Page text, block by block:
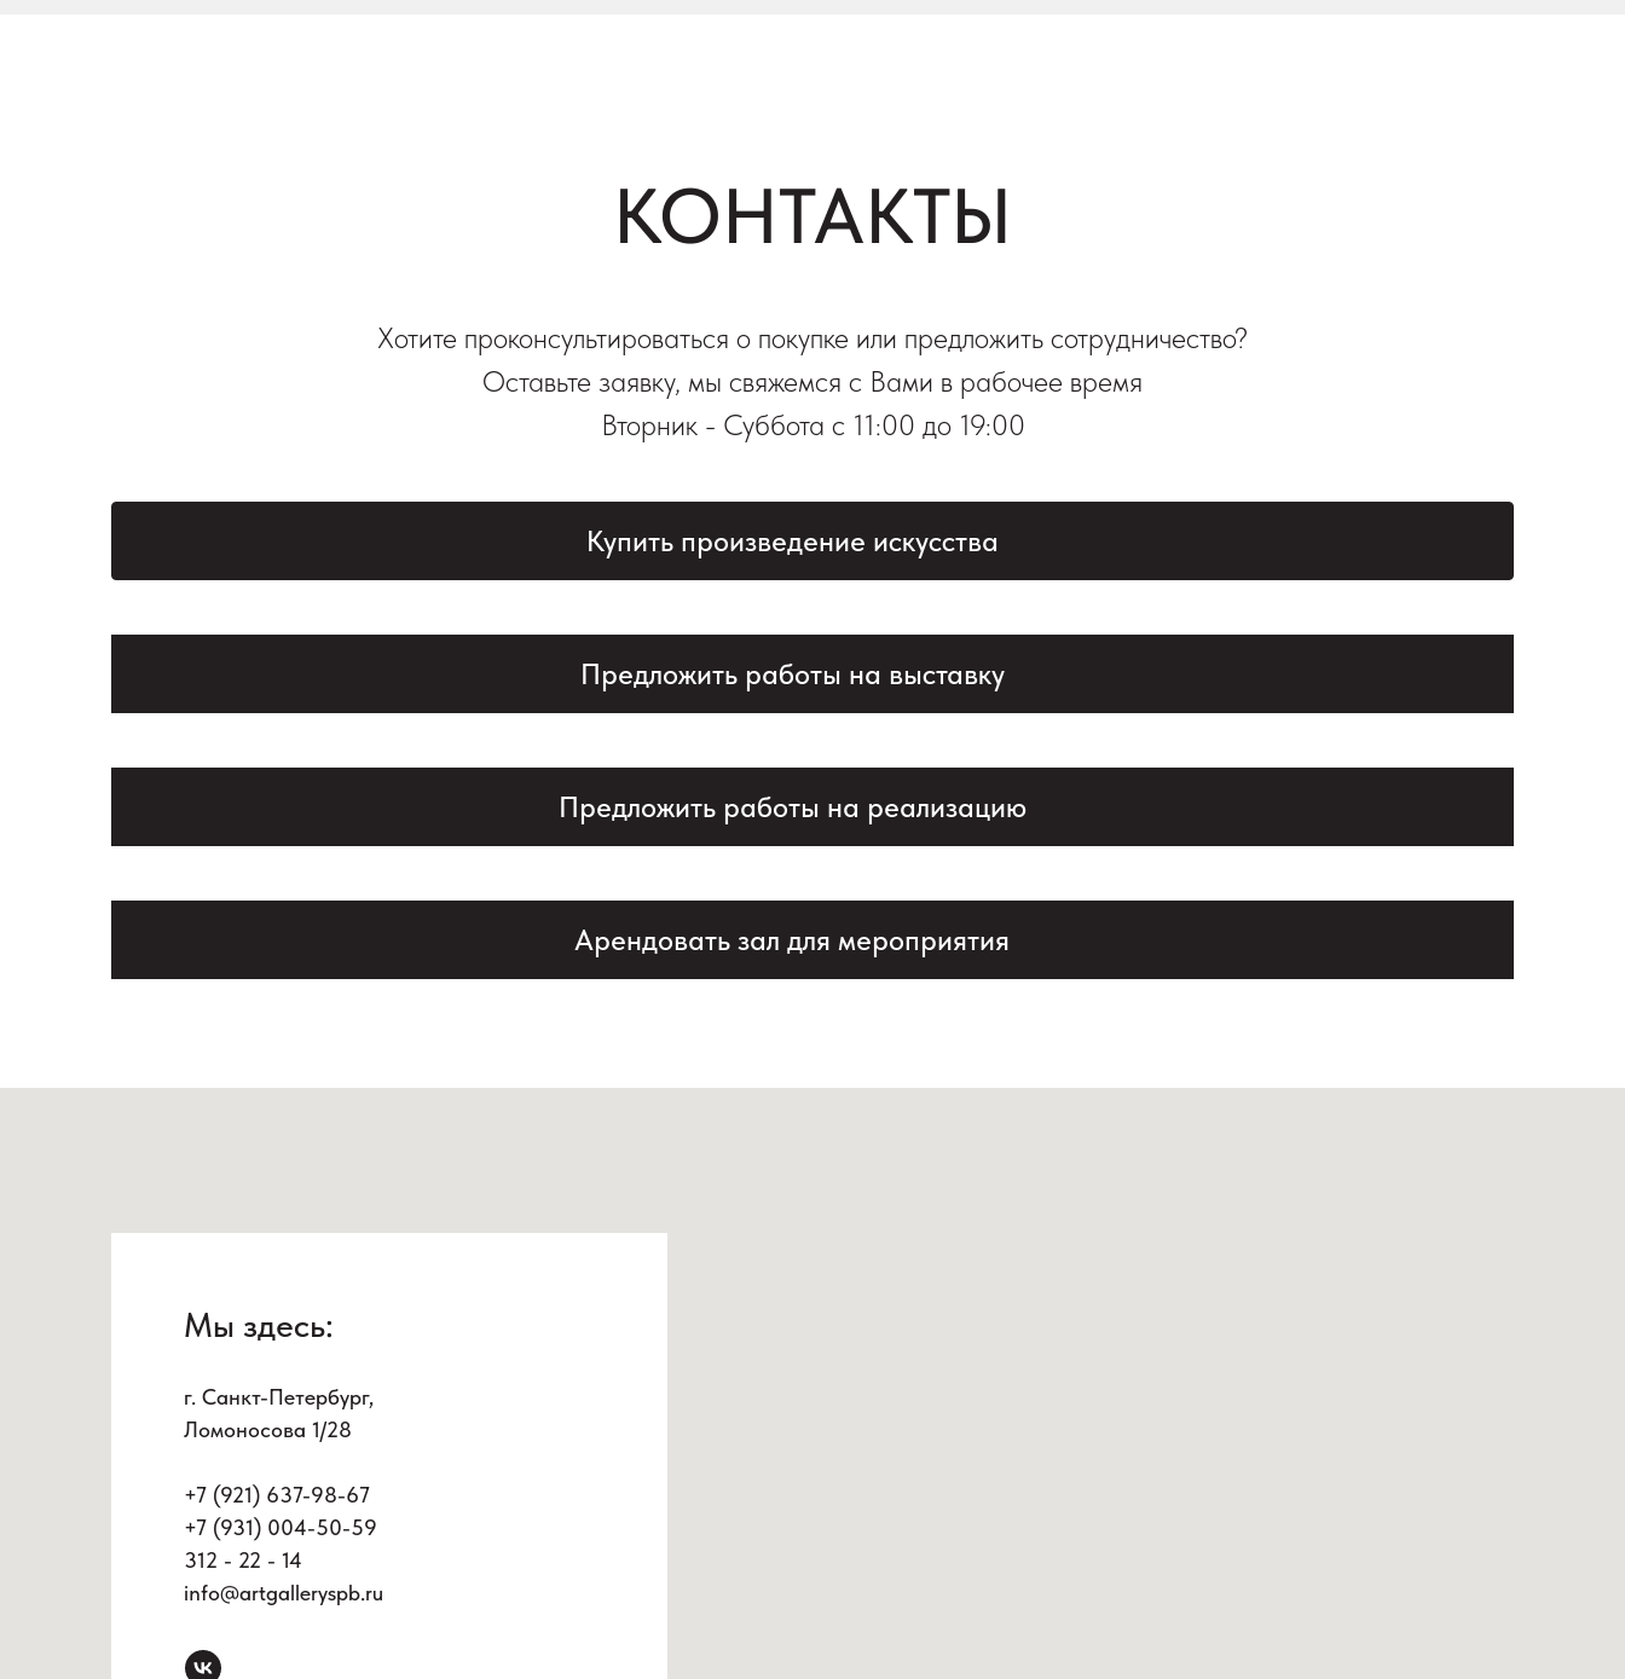
КОНТАКТЫ
Хотите проконсультироваться о покупке или предложить сотрудничество?
Оставьте заявку, мы свяжемся с Вами в рабочее время
Вторник - Суббота с 11:00 до 19:00
Купить произведение искусства
Предложить работы на выставку
Предложить работы на реализацию
Арендовать зал для мероприятия
Мы здесь:
г. Санкт-Петербург,
Ломоносова 1/28
+7 (921) 637-98-67
+7 (931) 004-50-59
312 - 22 - 14
info@artgalleryspb.ru